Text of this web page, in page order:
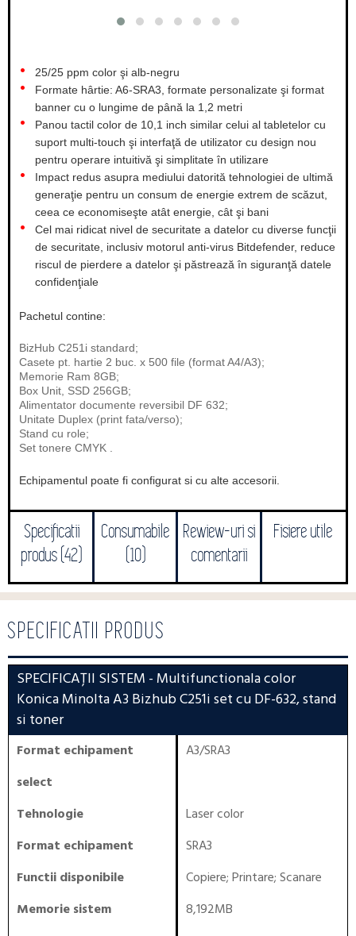
25/25 ppm color şi alb-negru
Formate hârtie: A6-SRA3, formate personalizate şi format
banner cu o lungime de până la 1,2 metri
Panou tactil color de 10,1 inch similar celui al tabletelor cu
suport multi-touch şi interfaţă de utilizator cu design nou
pentru operare intuitivă şi simplitate în utilizare
Impact redus asupra mediului datorită tehnologiei de ultimă
generaţie pentru un consum de energie extrem de scăzut,
ceea ce economiseşte atât energie, cât şi bani
Cel mai ridicat nivel de securitate a datelor cu diverse funcţii
de securitate, inclusiv motorul anti-virus Bitdefender, reduce
riscul de pierdere a datelor şi păstrează în siguranţă datele
confidenţiale
Pachetul contine:
BizHub C251i standard;
Casete pt. hartie 2 buc. x 500 file (format A4/A3);
Memorie Ram 8GB;
Box Unit, SSD 256GB;
Alimentator documente reversibil DF 632;
Unitate Duplex (print fata/verso);
Stand cu role;
Set tonere CMYK .
Echipamentul poate fi configurat si cu alte accesorii.
Specificatii
produs (42)
Consumabile
(10)
Rewiew-uri si
comentarii
Fisiere utile
SPECIFICATII PRODUS
SPECIFICAȚII SISTEM - Multifunctionala color
Konica Minolta A3 Bizhub C251i set cu DF-632, stand
si toner
Format echipament
select
A3/SRA3
Tehnologie
Laser color
Format echipament
SRA3
Functii disponibile
Copiere;Printare;Scanare
Memorie sistem
8,192MB